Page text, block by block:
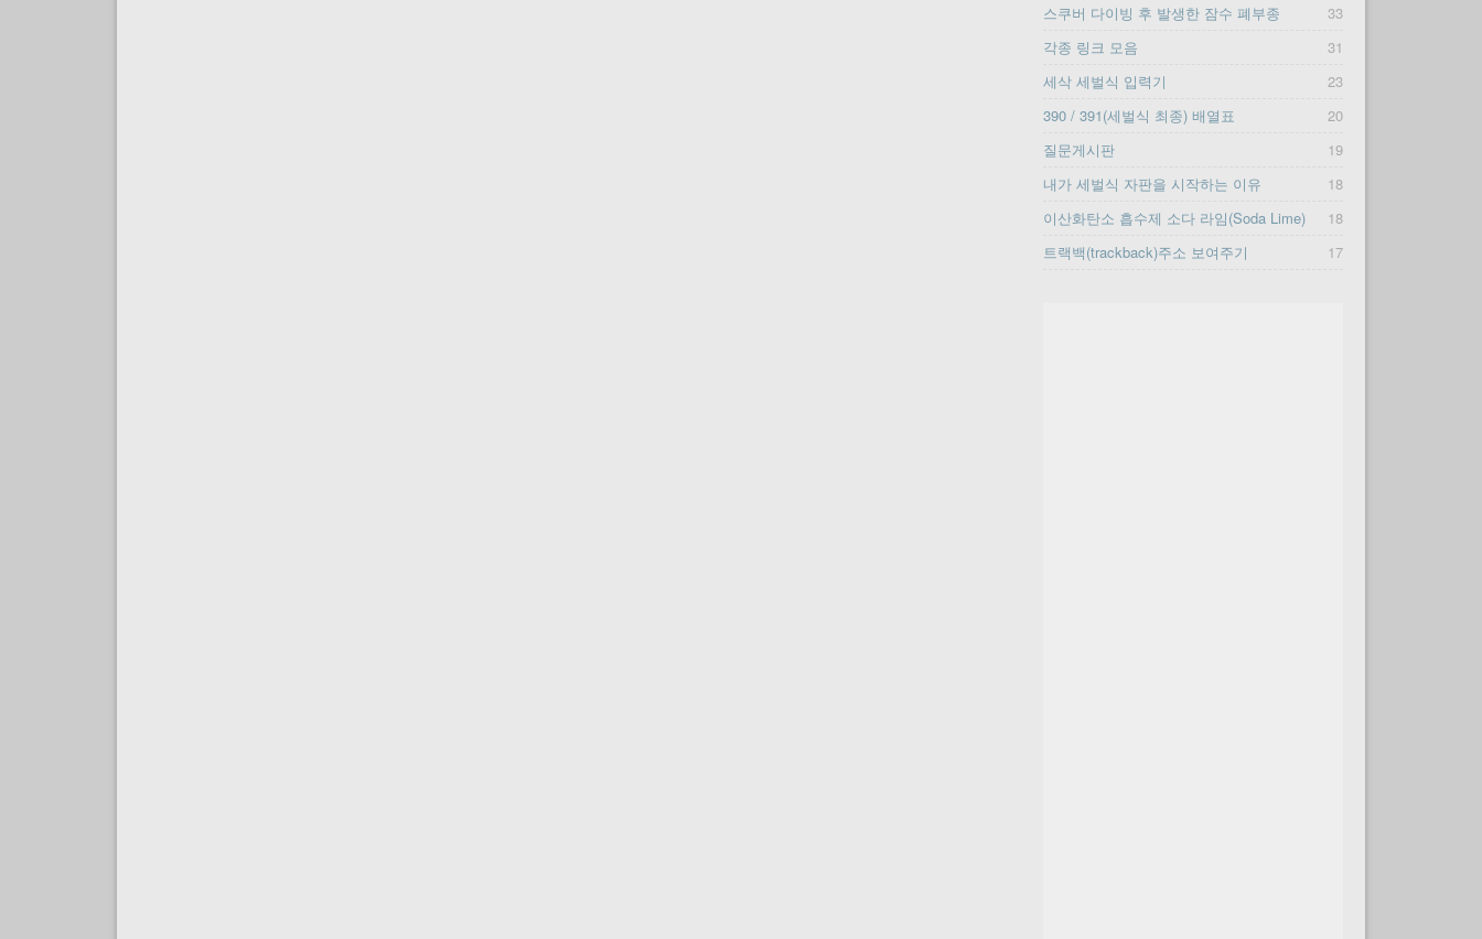
스쿠버 다이빙 후 발생한 잠수 폐부종
33
각종 링크 모음
31
세삭 세벌식 입력기
23
390 / 391(세벌식 최종) 배열표
20
질문게시판
19
내가 세벌식 자판을 시작하는 이유
18
이산화탄소 흡수제 소다 라임(Soda Lime)
18
트랙백(trackback)주소 보여주기
17